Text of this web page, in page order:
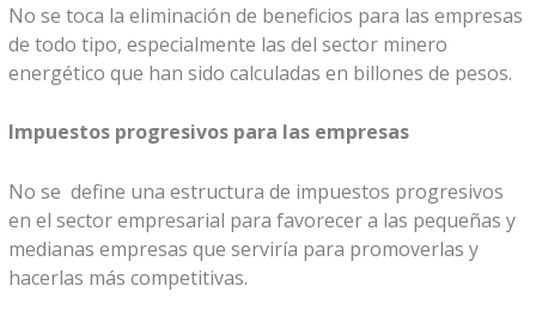
No se toca la eliminación de beneficios para las empresas
de todo tipo, especialmente las del sector minero
energético que han sido calculadas en billones de pesos.
Impuestos progresivos para las empresas
No se define una estructura de impuestos progresivos
en el sector empresarial para favorecer a las pequeñas y
medianas empresas que serviría para promoverlas y
hacerlas más competitivas.